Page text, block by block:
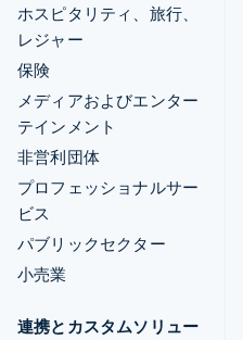
ホスピタリティ、旅行、
レジャー
保険
メディアおよびエンター
テインメント
非営利団体
プロフェッショナルサー
ビス
パブリックセクター
小売業
連携とカスタムソリュー